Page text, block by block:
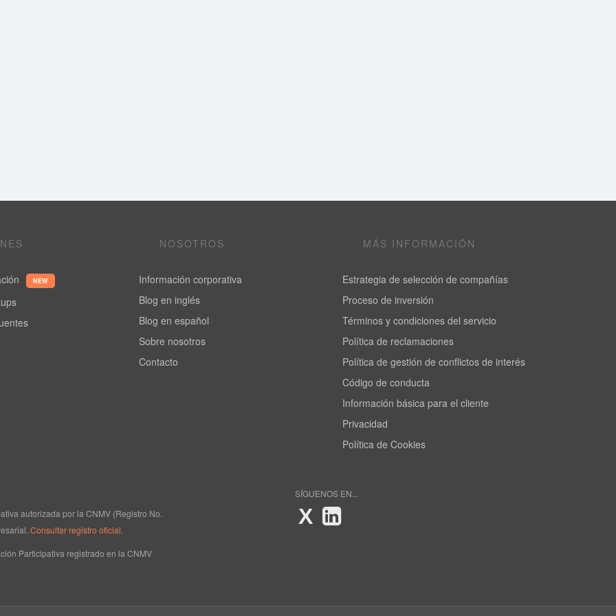
NEW
NOSOTROS
Información corporativa
Blog en inglés
Blog en español
Sobre nosotros
Contacto
MÁS INFORMACIÓN
Estrategia de selección de compañías
Proceso de inversión
Términos y condiciones del servicio
Política de reclamaciones
Política de gestión de conflictos de interés
Código de conducta
Información básica para el cliente
Privacidad
Política de Cookies
autorizada por la CNMV (Registro No.
Consultar registro oficial
Participativa registrado en la CNMV
SÍGUENOS EN...
X